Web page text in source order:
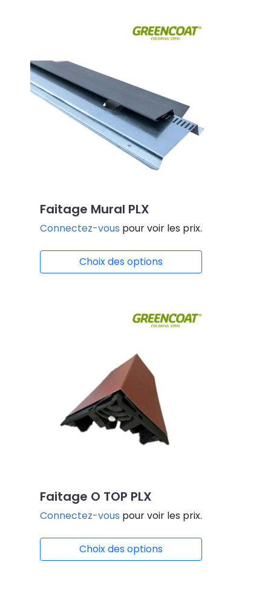
Faitage Mural PLX
Connectez-vous pour voir les prix.
Choix des options
Faitage O TOP PLX
Connectez-vous pour voir les prix.
Choix des options